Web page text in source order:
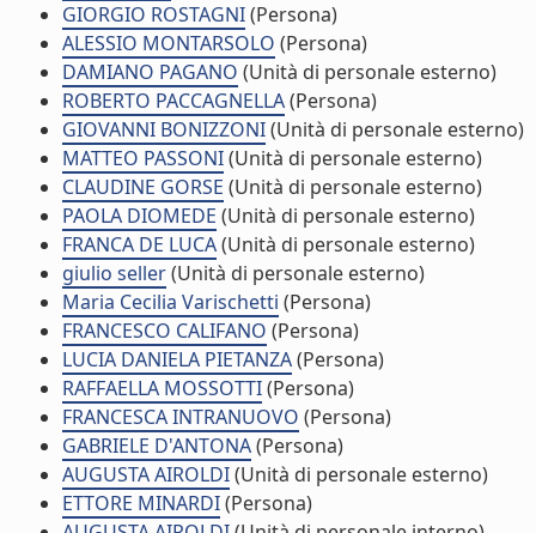
GIORGIO ROSTAGNI(Persona)
ALESSIO MONTARSOLO (Persona)
DAMIANO PAGANO (Unità di personale esterno)
ROBERTO PACCAGNELLA(Persona)
GIOVANNI BONIZZONI(Unità di personale esterno)
MATTEO PASSONI(Unità di personale esterno)
CLAUDINE GORSE (Unità di personale esterno)
PAOLA DIOMEDE (Unità di personale esterno)
FRANCA DE LUCA(Unità di personale esterno)
giulio seller(Unità di personale esterno)
Maria Cecilia Varischetti (Persona)
FRANCESCO CALIFANO (Persona)
LUCIA DANIELA PIETANZA(Persona)
RAFFAELLA MOSSOTTI(Persona)
FRANCESCA INTRANUOVO (Persona)
GABRIELE D'ANTONA(Persona)
AUGUSTA AIROLDI(Unità di personale esterno)
ETTORE MINARDI(Persona)